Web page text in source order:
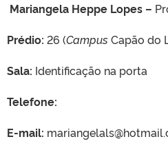
TELEFONES
Mariangela Heppe Lopes –
Prédio: 26 (CampusCapão do
Sala: Identificação na porta
Telefone:
E-mail: